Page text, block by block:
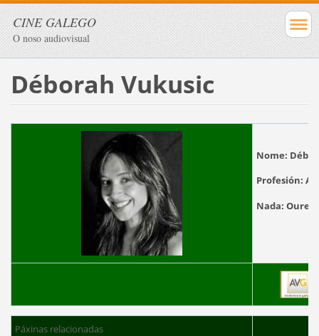
CINE GALEGO
O noso audiovisual
Déborah Vukusic
Nome:
Profesión:
Nada:
Páxinas relacionadas